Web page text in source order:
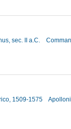
sec. II a.C.
1509-1575